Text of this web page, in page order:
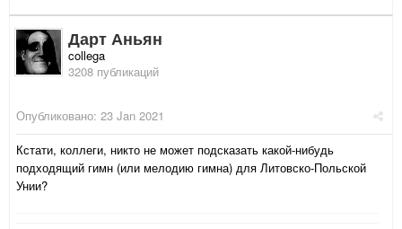
Дарт Аньян
collega
3208 публикаций
Опубликовано: 23 Jan 2021
Кстати, коллеги, никто не может подсказать какой-нибудь
подходящий гимн (или мелодию гимна) для Литовско-Польской
Унии?